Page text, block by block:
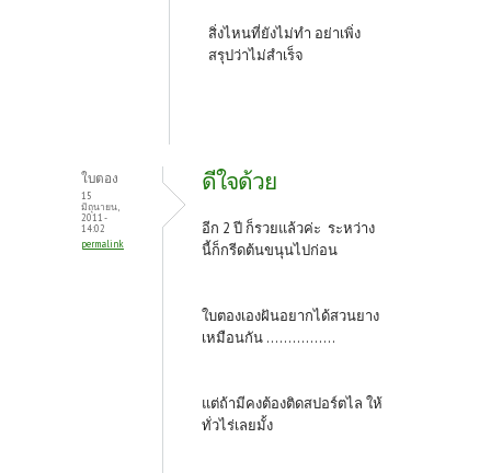
สิ่งไหนที่ยังไม่ทำ อย่าเพิ่ง
สรุปว่าไม่สำเร็จ
ใบตอง
15
มิถุนายน,
2011 -
14:02
permalink
ดีใจด้วย
อีก 2 ปี ก็รวยแล้วค่ะ ระหว่าง
นี้ก็กรีดต้นขนุนไปก่อน
ใบตองเองฝันอยากได้สวนยาง
เหมือนกัน ................
แต่ถ้ามีคงต้องติดสปอร์ตไล ให้
ทั่วไร่เลยมั้ง